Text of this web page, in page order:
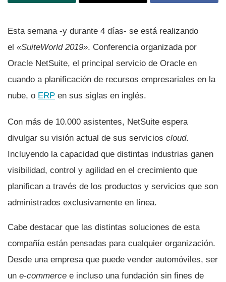
Esta semana -y durante 4 dí­as- se está realizando
el «SuiteWorld 2019». Conferencia organizada por
Oracle NetSuite, el principal servicio de Oracle en
cuando a planificación de recursos empresariales en la
nube, o ERP en sus siglas en inglés.
Con más de 10.000 asistentes, NetSuite espera
divulgar su visión actual de sus servicios cloud.
Incluyendo la capacidad que distintas industrias ganen
visibilidad, control y agilidad en el crecimiento que
planifican a través de los productos y servicios que son
administrados exclusivamente en lí­nea.
Cabe destacar que las distintas soluciones de esta
compañí­a están pensadas para cualquier organización.
Desde una empresa que puede vender automóviles, ser
un e-commerce e incluso una fundación sin fines de